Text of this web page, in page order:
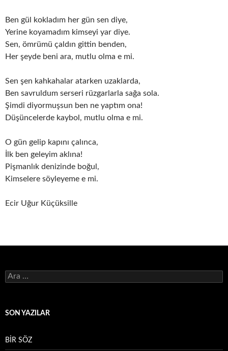
Ben gül kokladım her gün sen diye,
Yerine koyamadım kimseyi yar diye.
Sen, ömrümü çaldın gittin benden,
Her şeyde beni ara, mutlu olma e mi.
Sen şen kahkahalar atarken uzaklarda,
Ben savruldum serseri rüzgarlarla sağa sola.
Şimdi diyormuşsun ben ne yaptım ona!
Düşüncelerde kaybol, mutlu olma e mi.
O gün gelip kapını çalınca,
İlk ben geleyim aklına!
Pişmanlık denizinde boğul,
Kimselere söyleyeme e mi.
Ecir Uğur Küçüksille
Arama:
SON YAZILAR
BİR SÖZ